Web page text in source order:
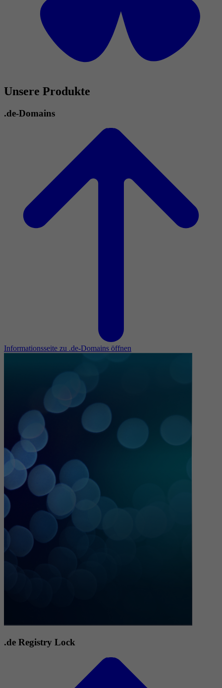
Unsere Produkte
.de-Domains
Informationsseite zu .de-Domains öffnen
.de Registry Lock